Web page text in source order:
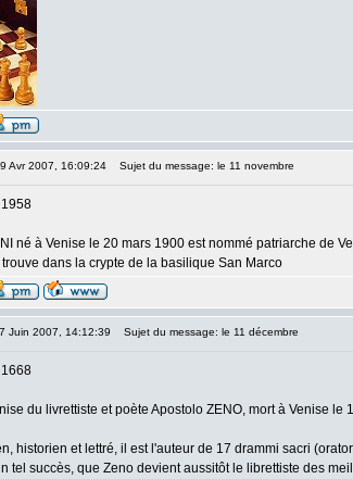
Avr 2007, 16:09:24 Sujet du message: le 11 novembre
1958
né à Venise le 20 mars 1900 est nommé patriarche de
dans la crypte de la basilique San Marco
Juin 2007, 14:12:39 Sujet du message: le 11 décembre
1668
du livrettiste et poète Apostolo ZENO, mort à Venise le
historien et lettré, il est l'auteur de 17 drammi sacri
tel succès, que Zeno devient aussitôt le librettiste des